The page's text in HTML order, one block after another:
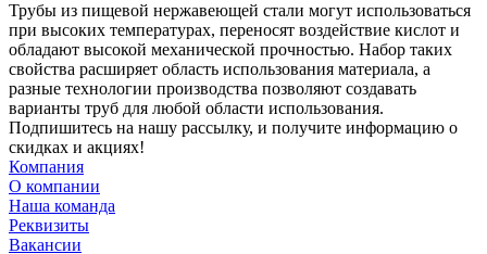
Трубы из пищевой нержавеющей стали могут использоваться
при высоких температурах, переносят воздействие кислот и
обладают высокой механической прочностью. Набор таких
свойства расширяет область использования материала, а
разные технологии производства позволяют создавать
варианты труб для любой области использования.
Подпишитесь на нашу рассылку, и получите информацию о
скидках и акциях!
Компания
О компании
Наша команда
Реквизиты
Вакансии